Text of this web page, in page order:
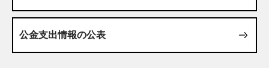
公金支出情報の公表